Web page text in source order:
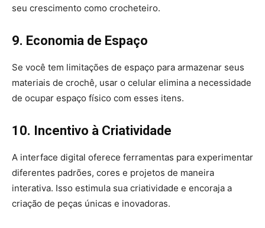
seu crescimento como crocheteiro.
9. Economia de Espaço
Se você tem limitações de espaço para armazenar seus
materiais de crochê, usar o celular elimina a necessidade
de ocupar espaço físico com esses itens.
10. Incentivo à Criatividade
A interface digital oferece ferramentas para experimentar
diferentes padrões, cores e projetos de maneira
interativa. Isso estimula sua criatividade e encoraja a
criação de peças únicas e inovadoras.